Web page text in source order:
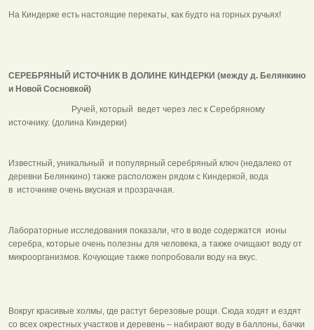
На Киндерке есть настоящие перекаты, как будто на горных ручьях!
СЕРЕБРЯНЫЙ ИСТОЧНИК В ДОЛИНЕ КИНДЕРКИ (между д. Белянкино
и Новой Сосновкой)
Ручей, который ведет через лес к Серебряному
источнику. (долина Киндерки)
Известный, уникальный и популярный серебряный ключ (недалеко от
деревни Белянкино) также расположен рядом с Киндеркой, вода
в источнике очень вкусная и прозрачная.
Лабораторные исследования показали, что в воде содержатся ионы
серебра, которые очень полезны для человека, а также очищают воду от
микроорганизмов. Кочующие также попробовали воду на вкус.
Вокруг красивые холмы, где растут березовые рощи. Сюда ходят и ездят
со всех окрестных участков и деревень – набирают воду в баллоны, бачки